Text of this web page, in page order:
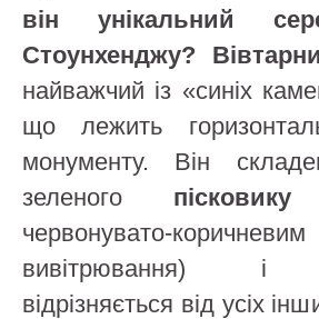
він унікальний
Стоунхенджу?
найважчий із «синіх
що лежить
монументу. Він
зеленого пісковику
червонувато-коричневим
вивітрювання) і
відрізняється від усіх